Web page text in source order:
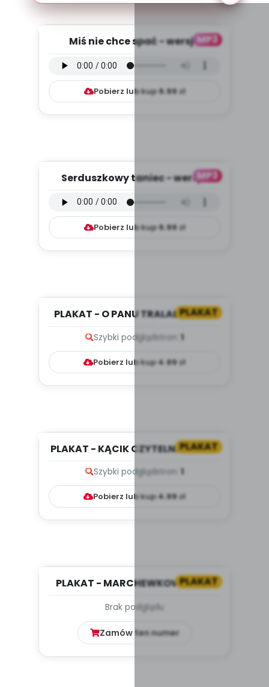
MP3
Miś nie chce spać - wersja
Pobierz lub kup9.99zł
MP3
Serduszkowy taniec - wersja
Pobierz lub kup9.99zł
PLAKAT
PLAKAT - O PANU TRALALIŃSKIM.
Szybki podglądstron: 1
Pobierz lub kup4.99zł
PLAKAT
PLAKAT - KĄCIK CZYTELNICZY. CO
Szybki podglądstron: 1
Pobierz lub kup4.99zł
PLAKAT
PLAKAT - MARCHEWKOWY NOS.
Brak podglądu
Zamów ten numer